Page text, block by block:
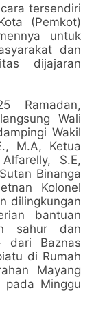
tersendiri
(Pemkot)
untuk
dan
dijajaran
Ramadan,
Wali
Wakil
M.A, Ketua
S.E,
Binanga
Kolonel
dilingkungan
bantuan
sahur dan
dari Baznas
di Rumah
Mayang
pada Minggu